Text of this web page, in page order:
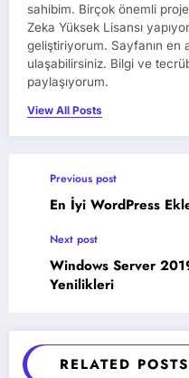
sahibim. Birçok önemli
Zeka Yüksek Lisansı
geliştiriyorum. Sayfanın en
ulaşabilirsiniz. Bilgi ve
paylaşıyorum.
View All Posts
Previous post
En İyi WordPress
Next post
Windows Server
Yenilikleri
RELATED POSTS